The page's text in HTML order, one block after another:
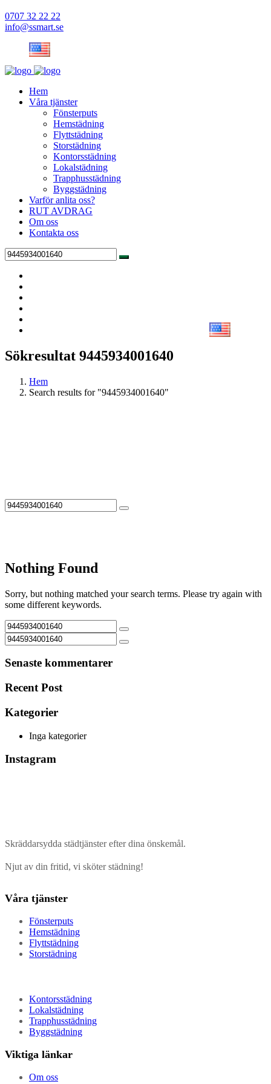
0707 32 22 22
info@ssmart.se
Hem
Våra tjänster
Fönsterputs
Hemstädning
Flyttstädning
Storstädning
Kontorsstädning
Lokalstädning
Trapphusstädning
Byggstädning
Varför anlita oss?
RUT AVDRAG
Om oss
Kontakta oss
Sökresultat 9445934001640
Hem
Search results for "9445934001640"
Nothing Found
Sorry, but nothing matched your search terms. Please try again with
some different keywords.
Senaste kommentarer
Recent Post
Kategorier
Inga kategorier
Instagram
Skräddarsydda städtjänster efter dina önskemål.
Njut av din fritid, vi sköter städning!
Våra tjänster
Fönsterputs
Hemstädning
Flyttstädning
Storstädning
Kontorsstädning
Lokalstädning
Trapphusstädning
Byggstädning
Viktiga länkar
Om oss